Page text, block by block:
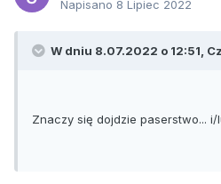
Napisano 8 Lipiec 2022
W dniu 8.07.2022 o 12:51,
Znaczy się dojdzie paserstwo... i/